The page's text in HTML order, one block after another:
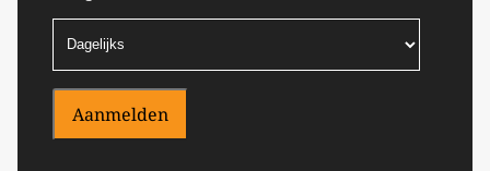
Aanmelden